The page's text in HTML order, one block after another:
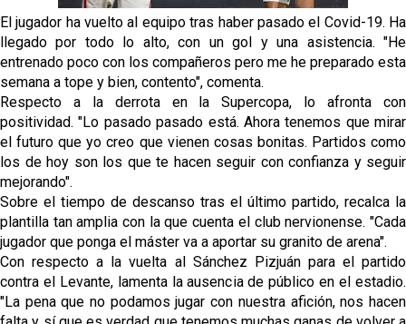
Vargas y Sow se incorporan al grupo en la sesión
del martes
Odysseas Vlachodimos: “El objetivo es mejorar la
temporada pasada”
El Sevilla FC empieza a inscribir a los nuevos
fichajes
Opinión | "Carta abierta a Alberto Flores" por Rafa
García
El jugador ha vuelto al equipo tras haber pasado el Covid-19. Ha
llegado por todo lo alto, con un gol y una asistencia. "He
entrenado poco con los compañeros pero me he preparado esta
semana a tope y bien, contento", comenta.
Respecto a la derrota en la Supercopa, lo afronta con
positividad. "Lo pasado pasado está. Ahora tenemos que mirar
el futuro que yo creo que vienen cosas bonitas. Partidos como
los de hoy son los que te hacen seguir con confianza y seguir
mejorando".
Sobre el tiempo de descanso tras el último partido, recalca la
plantilla tan amplia con la que cuenta el club nervionense. "Cada
jugador que ponga el máster va a aportar su granito de arena".
Con respecto a la vuelta al Sánchez Pizjuán para el partido
contra el Levante, lamenta la ausencia de público en el estadio.
"La pena que no podamos jugar con nuestra afición, nos hacen